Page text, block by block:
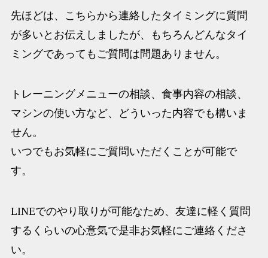
先ほどは、こちらから連絡したタイミングに質問
が多いとお伝えしましたが、もちろんどんなタイ
ミングであってもご質問は問題ありません。
トレーニングメニューの相談、食事内容の相談、
マシンの使い方など、どういった内容でも構いま
せん。
いつでもお気軽にご質問いただくことが可能で
す。
LINEでのやり取りが可能なため、友達に軽く質問
するくらいの心意気で是非お気軽にご連絡くださ
い。